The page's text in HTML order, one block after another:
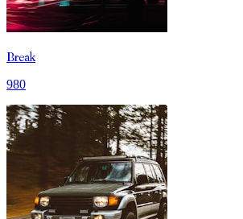
Break
980